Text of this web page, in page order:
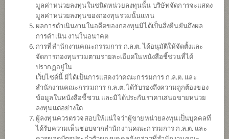
กองทุนเปิดไทยพาณิชย์หุ้นจีน THB เฮ็ดจ์
(ชนิดสะสมมูลค่า)
SCBCEH
มูลค่าหน่วยลงทุนในชนิดหน่วยลงทุนนั้น บริษัทจัดการจะแสดง
มูลค่าหน่วยลงทุนของกองทุนรวมนั้นแทน
ผลการดำเนินงานในอดีตของกองทุนมิได้เป็นสิ่งยืนยันถึงผล
การดำเนิน งานในอนาคต
การที่สำนักงานคณะกรรมการ ก.ล.ต. ได้อนุมัติให้จัดตั้งและ
จัดการกองทุนรวมตามรายละเอียดในหนังสือชี้ชวนที่ได้
ปรากฏอยู่ใน
เว็บไซด์นี้ มิได้เป็นการแสดงว่าคณะกรรมการ ก.ล.ต. และ
สำนักงานคณะกรรมการ ก.ล.ต. ได้รับรองถึงความถูกต้องของ
ข้อมูลในหนังสือชี้ชวน และมิได้ประกันราคาเสนอขายหน่วย
ลงทุนแต่อย่างใด
ผู้ลงทุนควรตรวจสอบให้แน่ใจว่าผู้ขายหน่วยลงทุนเป็นบุคคลที่
ได้รับความเห็นชอบจากสำนักงานคณะกรรมการ ก.ล.ต. และ